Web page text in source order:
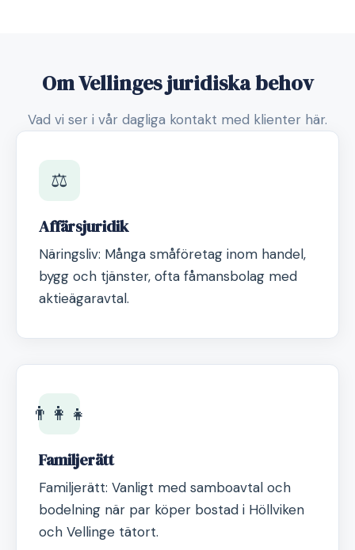
Om Vellinges juridiska behov
Vad vi ser i vår dagliga kontakt med klienter här.
⚖️
Affärsjuridik
Näringsliv: Många småföretag inom handel,
bygg och tjänster, ofta fåmansbolag med
aktieägaravtal.
👨‍👩‍👧
Familjerätt
Familjerätt: Vanligt med samboavtal och
bodelning när par köper bostad i Höllviken
och Vellinge tätort.